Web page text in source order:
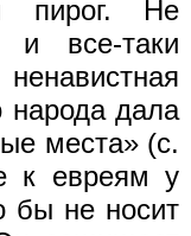
пирог. Не
и все-таки
народа дала
места» (с.
к евреям у
бы не носит